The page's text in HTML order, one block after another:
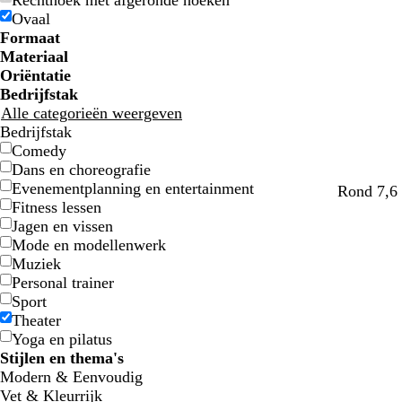
u
w
u
w
e
n
e
n
l
l
n
j
e
n
j
e
d
d
j
s
j
s
r
t
r
t
i
n
i
n
m
e
w
i
t
t
e
m
e
w
i
t
t
e
r
s
r
s
e
e Ovaal
Formaat
Materiaal
Oriëntatie
Bedrijfstak
Alle categorieën weergeven
Bedrijfstak
Comedy
Dans en choreografie
Evenementplanning en entertainment
Fitness lessen
Jagen en vissen
Mode en modellenwerk
Muziek
Personal trainer
Sport
Theater
Yoga en pilatus
Stijlen en thema's
Modern & Eenvoudig
Vet & Kleurrijk
w
w
w
g
lRond